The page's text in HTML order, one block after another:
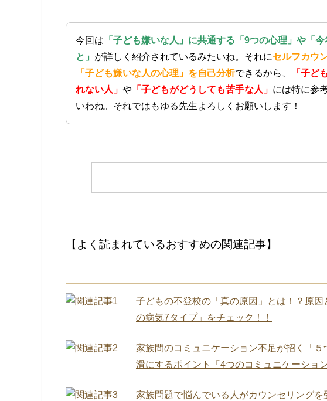
今回は 「子ども嫌いな人」に共通する「9つの心理」や「今
と」 が詳しく紹介されているみたいね。それにセルフカウ
「子ども嫌いな人の心理」を自己分析できるから、
「子ど
れない人」 や 「子どもがどうしても苦手な人」 には特に参
いわね。それではもゆる先生よろしくお願いします！
【よく読まれているおすすめの関連記事】
子どもの不登校の「真の原因」とは！？原
の病気7タイプ」をチェック！！
家族間のコミュニケーション不足が招く「
滑にするポイント「4つのコミュニケーショ
家族問題で悩んでいる人がカウンセリングを